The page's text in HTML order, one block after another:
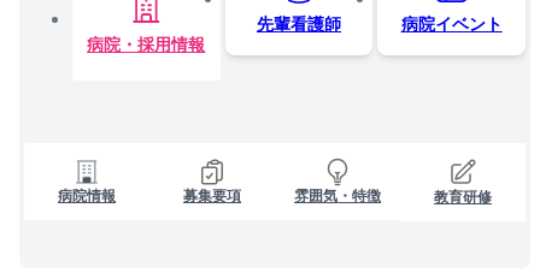
病院・採用情報
先輩看護師 病院イベント
病院情報 募集要項 雰囲気・特徴 教育研修